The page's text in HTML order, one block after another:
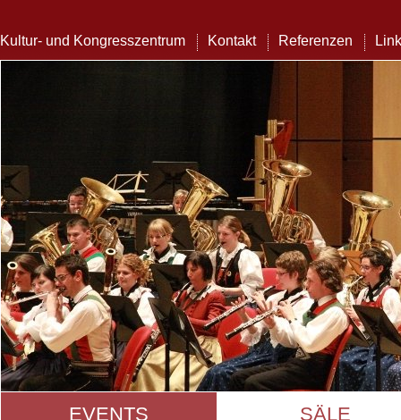
Kultur- und Kongresszentrum Kontakt Referenzen
EVENTS SÄLE